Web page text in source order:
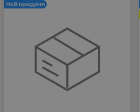
Нов продукт